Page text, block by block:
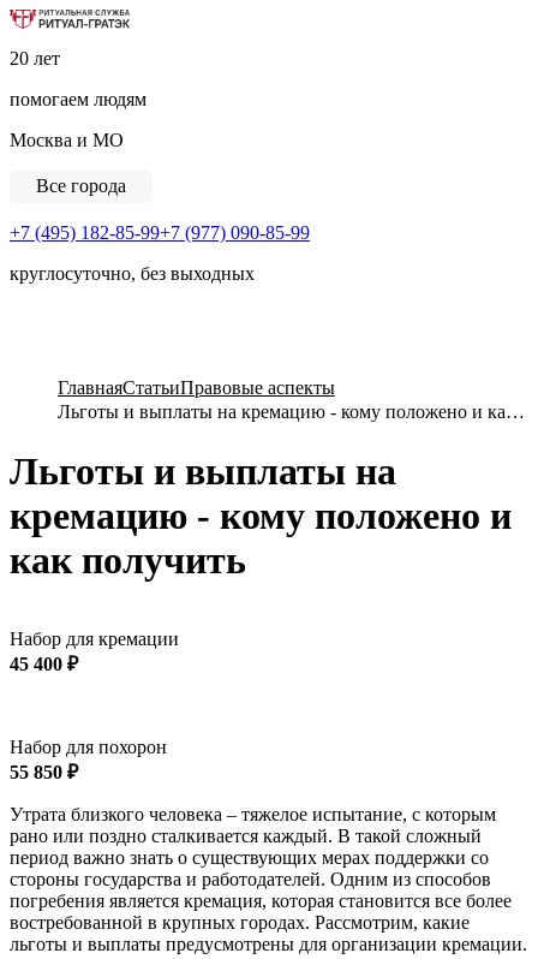
Ритуальная Служба «Ритуал-ГРАТЭК»
20 лет
помогаем людям
Москва и МО
Все города
+7 (495) 182-85-99+7 (977) 090-85-99
круглосуточно, без выходных
ГлавнаяСтатьиПравовые аспекты
Льготы и выплаты на кремацию - кому положено и как получить
Льготы и выплаты на
кремацию - кому положено и
как получить
Кремация
Набор для кремации
45 400 ₽
Набор для похорон
55 850 ₽
Утрата близкого человека – тяжелое испытание, с которым
рано или поздно сталкивается каждый. В такой сложный
период важно знать о существующих мерах поддержки со
стороны государства и работодателей. Одним из способов
погребения является кремация, которая становится все более
востребованной в крупных городах. Рассмотрим, какие
льготы и выплаты предусмотрены для организации кремации.